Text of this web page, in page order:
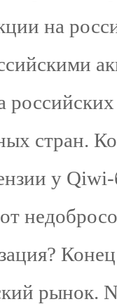
на
российских
стран.
у
рынок.